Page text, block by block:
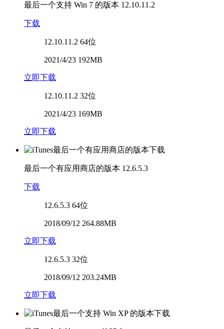
最后一个支持 Win 7 的版本 12.10.11.2
下载
12.10.11.2 64位
2021/4/23 192MB
立即下载
12.10.11.2 32位
2021/4/23 169MB
立即下载
最后一个有应用商店的版本 12.6.5.3
下载
12.6.5.3 64位
2018/09/12 264.88MB
立即下载
12.6.5.3 32位
2018/09/12 203.24MB
立即下载